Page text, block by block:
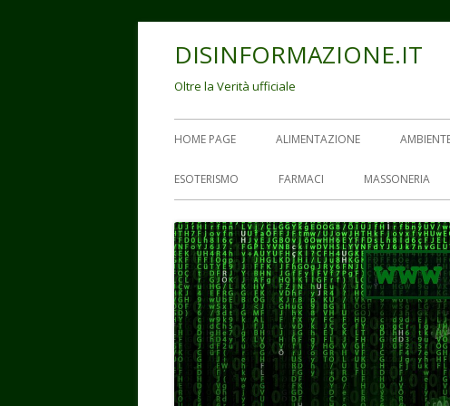
DISINFORMAZIONE.IT
Oltre la Verità ufficiale
Menu
principale
HOME PAGE ALIMENTAZIONE
ESOTERISMO FARMACI MASSONERIA